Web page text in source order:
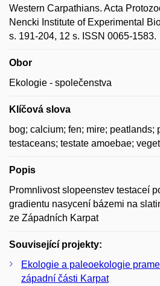
Western Carpathians. Acta
Nencki Institute of Experimental
s. 191-204, 12 s. ISSN 0065-1583.
Obor
Ekologie - společenstva
Klíčová slova
bog; calcium; fen; mire; peatlands;
testaceans; testate amoebae;
Popis
Promnlivost slopeenstev testaceí
gradientu nasycení bázemi na
ze Západních Karpat
Související projekty:
Ekologie a paleoekologie
západní části Karpat